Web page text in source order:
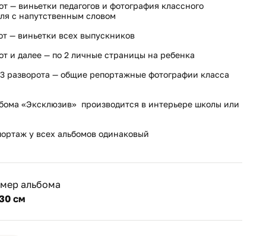
— виньетки педагогов и фотография классного
с напутственным словом
— виньетки всех выпускников
и далее — по 2 личные страницы на ребенка
разворота — общие репортажные фотографии класса
«Эксклюзив» производится в интерьере школы или
у всех альбомов одинаковый
альбома
см